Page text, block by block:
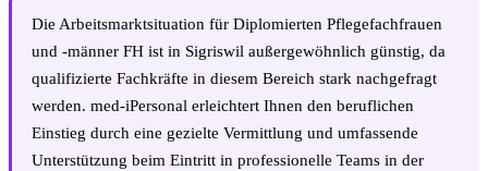
Die Arbeitsmarktsituation für Diplomierten Pflegefachfrauen
und -männer FH ist in Sigriswil außergewöhnlich günstig, da
qualifizierte Fachkräfte in diesem Bereich stark nachgefragt
werden. med-iPersonal erleichtert Ihnen den beruflichen
Einstieg durch eine gezielte Vermittlung und umfassende
Unterstützung beim Eintritt in professionelle Teams in der